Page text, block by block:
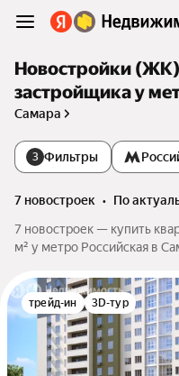
Новостройки (ЖК)
застройщика у
Самара
3 Фильтры
7 новостроек •
по
7 новостроек — купить
м² у метро Российская в
трейд-ин 3D-тур